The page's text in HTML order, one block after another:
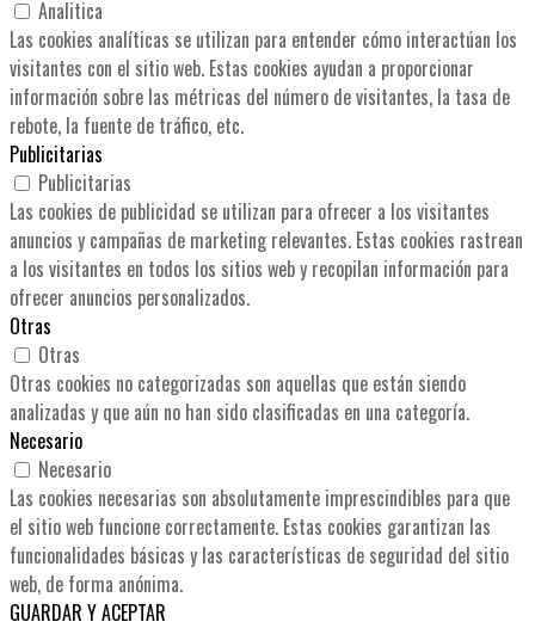
Analitica
Las cookies analíticas se utilizan para entender cómo interactúan los
visitantes con el sitio web. Estas cookies ayudan a proporcionar
información sobre las métricas del número de visitantes, la tasa de
rebote, la fuente de tráfico, etc.
Publicitarias
Publicitarias
Las cookies de publicidad se utilizan para ofrecer a los visitantes
anuncios y campañas de marketing relevantes. Estas cookies rastrean
a los visitantes en todos los sitios web y recopilan información para
ofrecer anuncios personalizados.
Otras
Otras
Otras cookies no categorizadas son aquellas que están siendo
analizadas y que aún no han sido clasificadas en una categoría.
Necesario
Necesario
Las cookies necesarias son absolutamente imprescindibles para que
el sitio web funcione correctamente. Estas cookies garantizan las
funcionalidades básicas y las características de seguridad del sitio
web, de forma anónima.
GUARDAR Y ACEPTAR